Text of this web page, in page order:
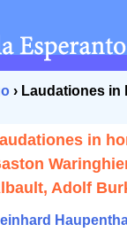
› Laudationes
in
Adolf